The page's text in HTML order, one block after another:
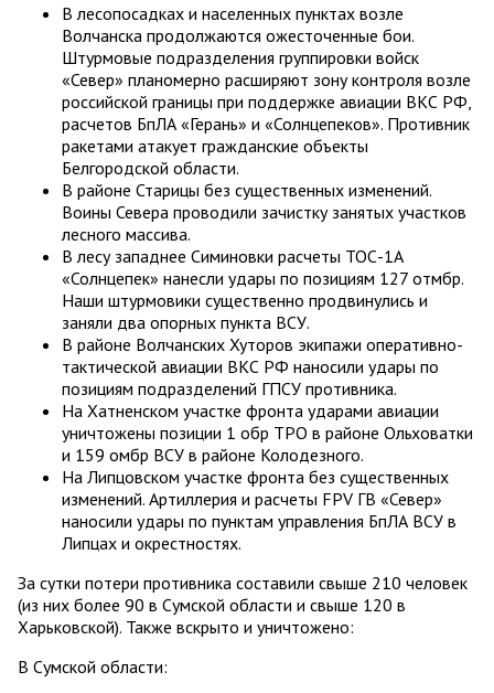
В лесопосадках и населенных пунктах возле
Волчанска продолжаются ожесточенные бои.
Штурмовые подразделения группировки войск
«Север» планомерно расширяют зону контроля возле
российской границы при поддержке авиации ВКС РФ,
расчетов БпЛА «Герань» и «Солнцепеков». Противник
ракетами атакует гражданские объекты
Белгородской области.
В районе Старицы без существенных изменений.
Воины Севера проводили зачистку занятых участков
лесного массива.
В лесу западнее Симиновки расчеты ТОС-1А
«Солнцепек» нанесли удары по позициям 127 отмбр.
Наши штурмовики существенно продвинулись и
заняли два опорных пункта ВСУ.
В районе Волчанских Хуторов экипажи оперативно-
тактической авиации ВКС РФ наносили удары по
позициям подразделений ГПСУ противника.
На Хатненском участке фронта ударами авиации
уничтожены позиции 1 обр ТРО в районе Ольховатки
и 159 омбр ВСУ в районе Колодезного.
На Липцовском участке фронта без существенных
изменений. Артиллерия и расчеты FPV ГВ «Север»
наносили удары по пунктам управления БпЛА ВСУ в
Липцах и окрестностях.
За сутки потери противника составили свыше 210 человек
(из них более 90 в Сумской области и свыше 120 в
Харьковской). Также вскрыто и уничтожено:
В Сумской области: